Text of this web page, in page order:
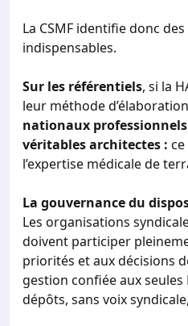
La CSMF identifie donc
indispensables.
Sur les référentiels, si la
leur méthode
nationaux
véritables architectes :
l’expertise médicale de
La gouvernance du
Les organisations
doivent participer
priorités et aux décisions
gestion confiée aux seules
dépôts, sans voix